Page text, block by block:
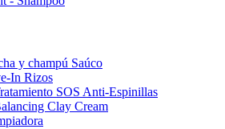
y champú Saúco
In Rizos
SOS Anti-Espinillas
Clay Cream